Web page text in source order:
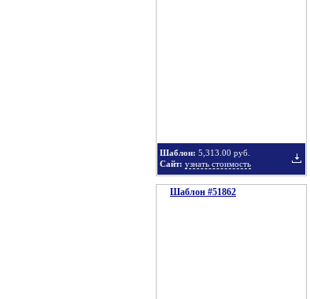
Шаблон: 5,313.00 руб.
Сайт: узнать стоимость
Шаблон #51862